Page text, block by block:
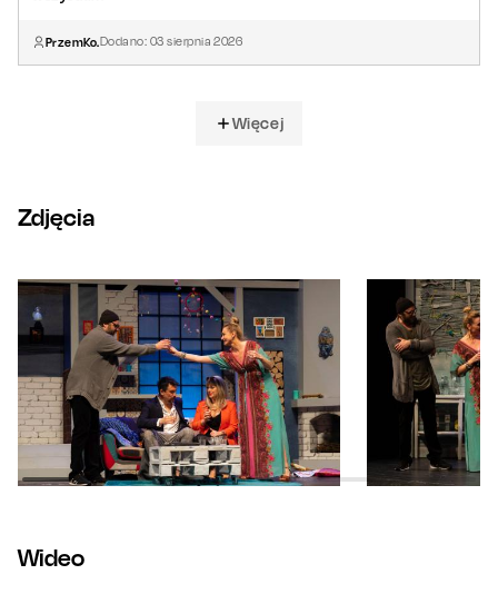
PrzemKo.Dodano: 03 sierpnia 2026
Więcej
Zdjęcia
Wideo